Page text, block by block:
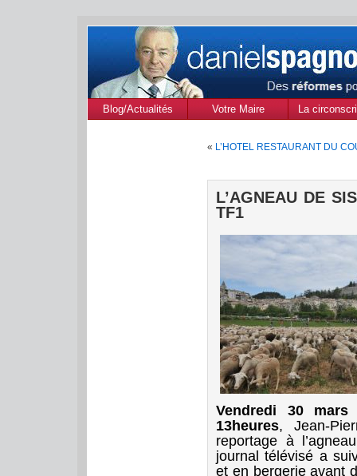
Blog/Actualités Votre Maire
La
« L’HOTEL RESTAURANT DU
L’AGNEAU DE
TF1
Vendredi 30
13heures, Jean-
reportage à
journal télévisé a
et en bergerie avant